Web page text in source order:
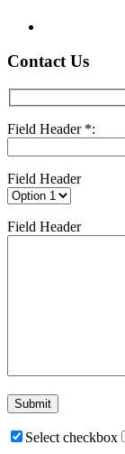
Contact Us
Field Header *:
Field Header
Field Header
Select checkbox